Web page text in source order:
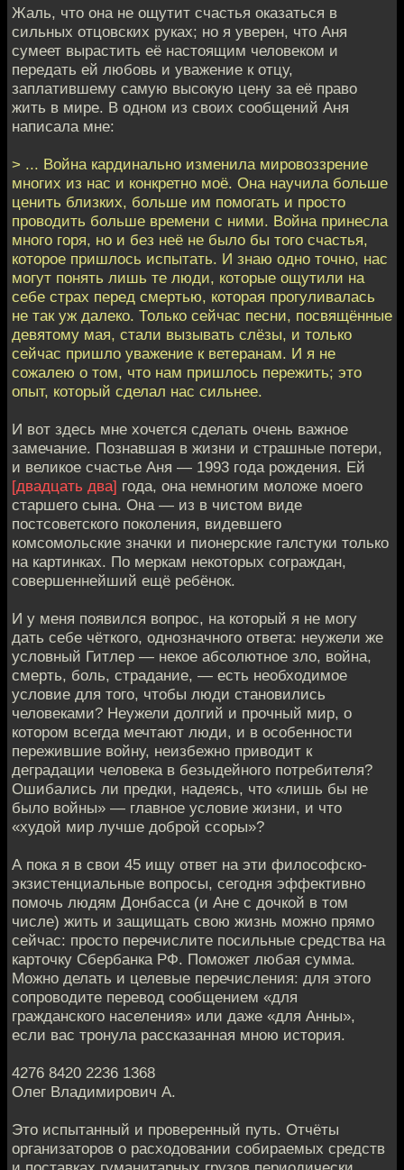
Жаль, что она не ощутит счастья оказаться в
сильных отцовских руках; но я уверен, что Аня
сумеет вырастить её настоящим человеком и
передать ей любовь и уважение к отцу,
заплатившему самую высокую цену за её право
жить в мире. В одном из своих сообщений Аня
написала мне:
> ... Война кардинально изменила мировоззрение
многих из нас и конкретно моё. Она научила больше
ценить близких, больше им помогать и просто
проводить больше времени с ними. Война принесла
много горя, но и без неё не было бы того счастья,
которое пришлось испытать. И знаю одно точно, нас
могут понять лишь те люди, которые ощутили на
себе страх перед смертью, которая прогуливалась
не так уж далеко. Только сейчас песни, посвящённые
девятому мая, стали вызывать слёзы, и только
сейчас пришло уважение к ветеранам. И я не
сожалею о том, что нам пришлось пережить; это
опыт, который сделал нас сильнее.
И вот здесь мне хочется сделать очень важное
замечание. Познавшая в жизни и страшные потери,
и великое счастье Аня — 1993 года рождения. Ей
[двадцать два] года, она немногим моложе моего
старшего сына. Она — из в чистом виде
постсоветского поколения, видевшего
комсомольские значки и пионерские галстуки только
на картинках. По меркам некоторых сограждан,
совершеннейший ещё ребёнок.
И у меня появился вопрос, на который я не могу
дать себе чёткого, однозначного ответа: неужели же
условный Гитлер — некое абсолютное зло, война,
смерть, боль, страдание, — есть необходимое
условие для того, чтобы люди становились
человеками? Неужели долгий и прочный мир, о
котором всегда мечтают люди, и в особенности
пережившие войну, неизбежно приводит к
деградации человека в безыдейного потребителя?
Ошибались ли предки, надеясь, что «лишь бы не
было войны» — главное условие жизни, и что
«худой мир лучше доброй ссоры»?
А пока я в свои 45 ищу ответ на эти философско-
экзистенциальные вопросы, сегодня эффективно
помочь людям Донбасса (и Ане с дочкой в том
числе) жить и защищать свою жизнь можно прямо
сейчас: просто перечислите посильные средства на
карточку Сбербанка РФ. Поможет любая сумма.
Можно делать и целевые перечисления: для этого
сопроводите перевод сообщением «для
гражданского населения» или даже «для Анны»,
если вас тронула рассказанная мною история.
4276 8420 2236 1368
Олег Владимирович А.
Это испытанный и проверенный путь. Отчёты
организаторов о расходовании собираемых средств